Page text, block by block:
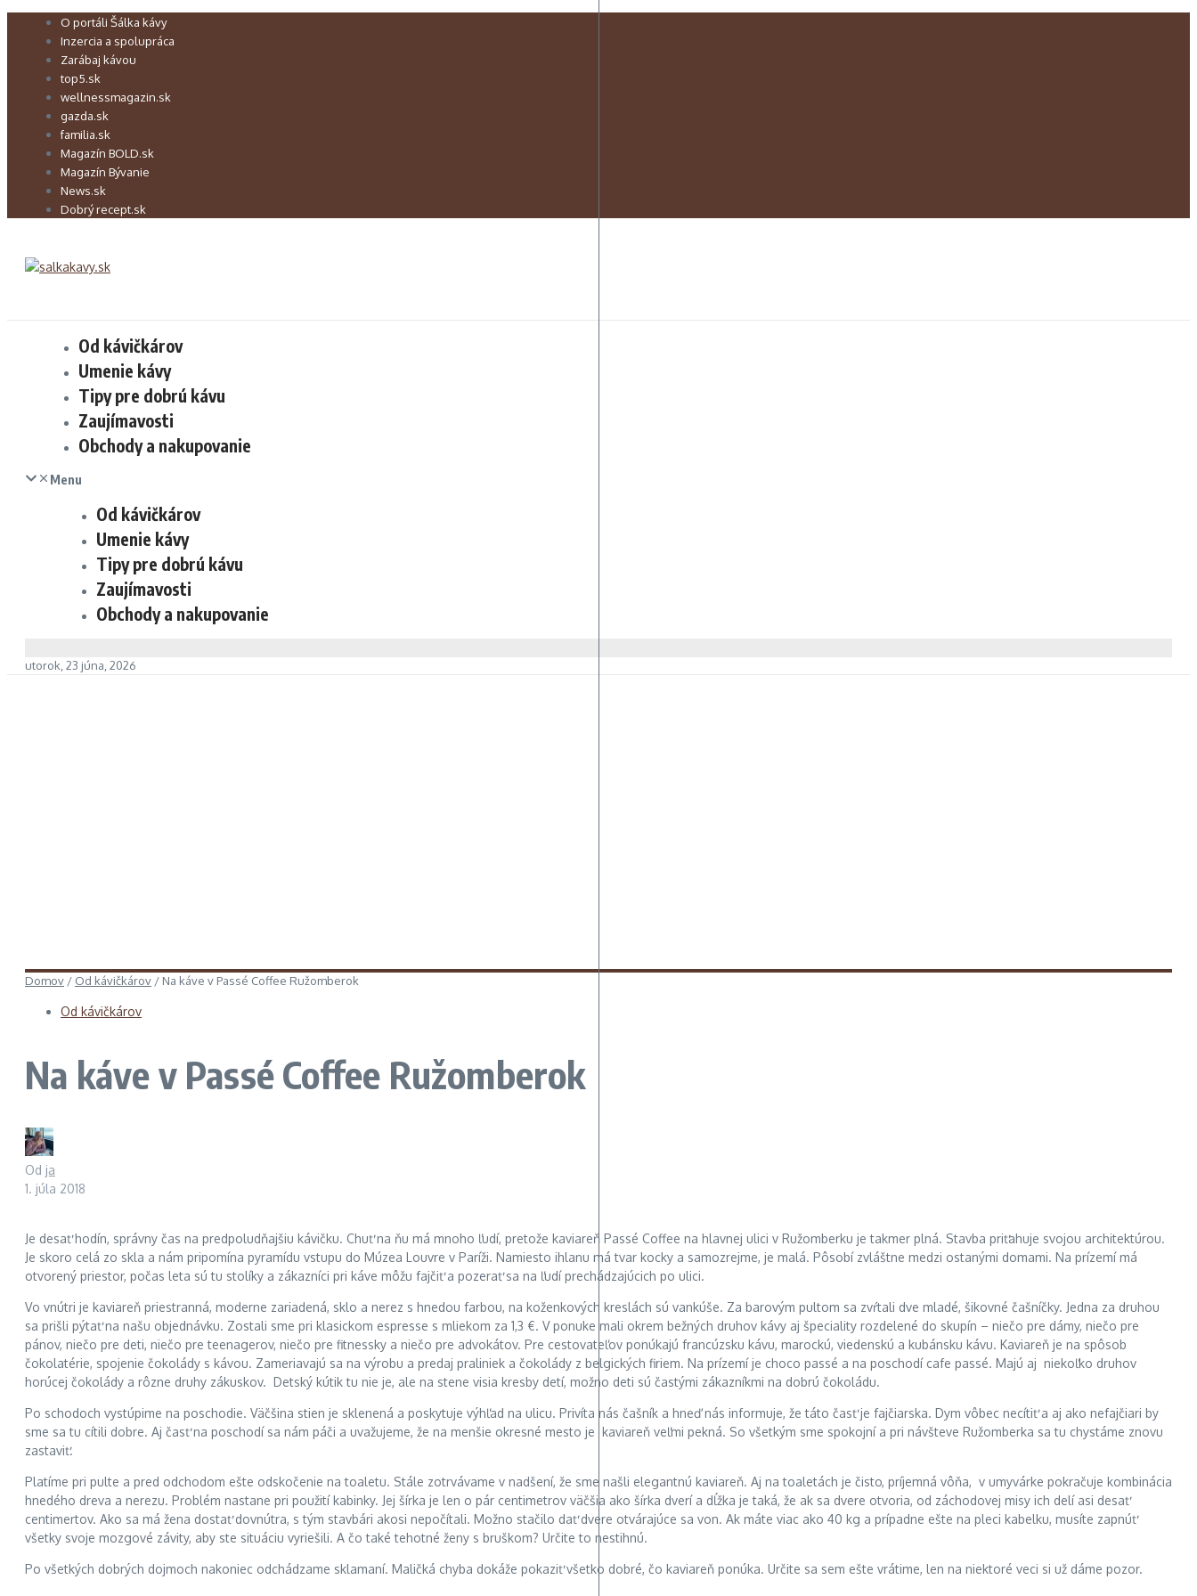
Preskočiť O portáli Šálka kávy
Inzercia a spolupráca
Zarábaj kávou
top5.sk
wellnessmagazin.sk
gazda.sk
familia.sk
Magazín BOLD.sk
Magazín Bývanie
News.sk
Dobrý recept.sk
Od kávičkárov
Umenie kávy
Tipy pre dobrú kávu
Zaujímavosti
Obchody a nakupovanie
Menu
Od kávičkárov
Umenie kávy
Tipy pre dobrú kávu
Zaujímavosti
Obchody a nakupovanie
utorok, 23 júna, 2026
Domov / Od kávičkárov / Na káve v Passé Coffee Ružomberok
Od kávičkárov
Na káve v Passé Coffee Ružomberok
Od ja
1. júla 2018
Je desať hodín, správny čas na predpoludňajšiu kávičku. Chuť na ňu má mnoho ľudí, pretože kaviareň Passé Coffee na hlavnej ulici v Ružomberku je takmer plná. Stavba priťahuje svojou architektúrou.
Je skoro celá zo skla a nám pripomína pyramídu vstupu do Múzea Louvre v Paríži. Namiesto ihlanu má tvar kocky a samozrejme, je malá. Pôsobí zvláštne medzi ostanými domami. Na prízemí má
otvorený priestor, počas leta sú tu stolíky a zákazníci pri káve môžu fajčiť a pozerať sa na ľudí prechádzajúcich po ulici.
Vo vnútri je kaviareň priestranná, moderne zariadená, sklo a nerez s hnedou farbou, na koženkových kreslách sú vankúše. Za barovým pultom sa zvŕtali dve mladé, šikovné čašníčky. Jedna za druhou
sa prišli pýtať na našu objednávku. Zostali sme pri klasickom espresse s mliekom za 1,3 €. V ponuke mali okrem bežných druhov kávy aj špeciality rozdelené do skupín – niečo pre dámy, niečo pre
pánov, niečo pre deti, niečo pre teenagerov, niečo pre fitnessky a niečo pre advokátov. Pre cestovateľov ponúkajú francúzsku kávu, marockú, viedenskú a kubánsku kávu. Kaviareň je na spôsob
čokolatérie, spojenie čokolády s kávou. Zameriavajú sa na výrobu a predaj praliniek a čokolády z belgických firiem. Na prízemí je choco passé a na poschodí cafe passé. Majú aj niekoľko druhov
horúcej čokolády a rôzne druhy zákuskov. Detský kútik tu nie je, ale na stene visia kresby detí, možno deti sú častými zákazníkmi na dobrú čokoládu.
Po schodoch vystúpime na poschodie. Väčšina stien je sklenená a poskytuje výhľad na ulicu. Privíta nás čašník a hneď nás informuje, že táto časť je fajčiarska. Dym vôbec necítiť a aj ako nefajčiari by
sme sa tu cítili dobre. Aj časť na poschodí sa nám páči a uvažujeme, že na menšie okresné mesto je kaviareň veľmi pekná. So všetkým sme spokojní a pri návšteve Ružomberka sa tu chystáme znovu
zastaviť.
Platíme pri pulte a pred odchodom ešte odskočenie na toaletu. Stále zotrvávame v nadšení, že sme našli elegantnú kaviareň. Aj na toaletách je čisto, príjemná vôňa, v umyvárke pokračuje kombinácia
hnedého dreva a nerezu. Problém nastane pri použití kabinky. Jej šírka je len o pár centimetrov väčšia ako šírka dverí a dĺžka je taká, že ak sa dvere otvoria, od záchodovej misy ich delí asi desať
centimertov. Ako sa má žena dostať dovnútra, s tým stavbári akosi nepočítali. Možno stačilo dať dvere otvárajúce sa von. Ak máte viac ako 40 kg a prípadne ešte na pleci kabelku, musíte zapnúť
všetky svoje mozgové závity, aby ste situáciu vyriešili. A čo také tehotné ženy s bruškom? Určite to nestihnú.
Po všetkých dobrých dojmoch nakoniec odchádzame sklamaní. Maličká chyba dokáže pokaziť všetko dobré, čo kaviareň ponúka. Určite sa sem ešte vrátime, len na niektoré veci si už dáme pozor.